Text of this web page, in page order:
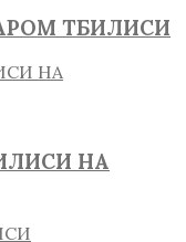
ТБИЛИСИ
НА